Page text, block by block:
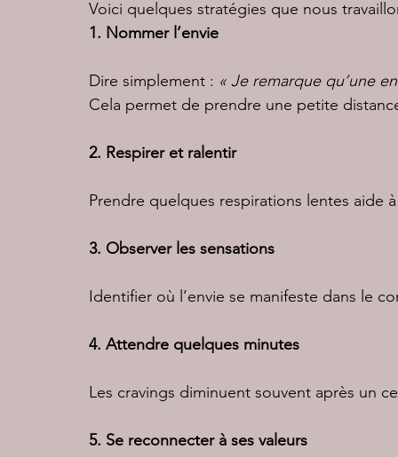
Voici quelques stratégies que nous
1. Nommer l’envie
Dire simplement : « Je remarque qu’une
Cela permet de prendre une petite
2. Respirer et ralentir
Prendre quelques respirations lentes aide
3. Observer les sensations
Identifier où l’envie se manifeste dans le
4. Attendre quelques minutes
Les cravings diminuent souvent après un
5. Se reconnecter à ses valeurs